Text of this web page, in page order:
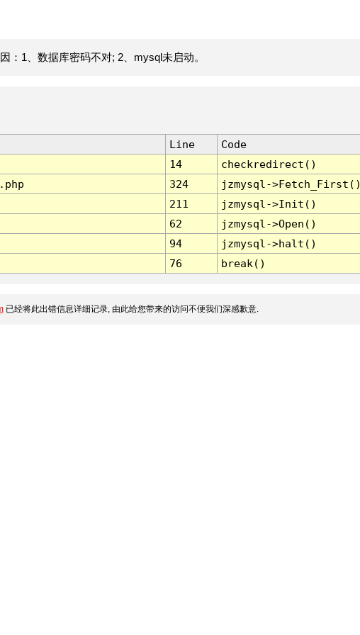
：1、数据库密码不对; 2、mysql未启动。
Line
Code
14
checkredirect()
324
jzmysql-
211
jzmysql->Init()
62
jzmysql->Open()
94
jzmysql->halt()
76 break()
已经将此出错信息详细记录, 由此给您带来的访问不便我们深感歉意.